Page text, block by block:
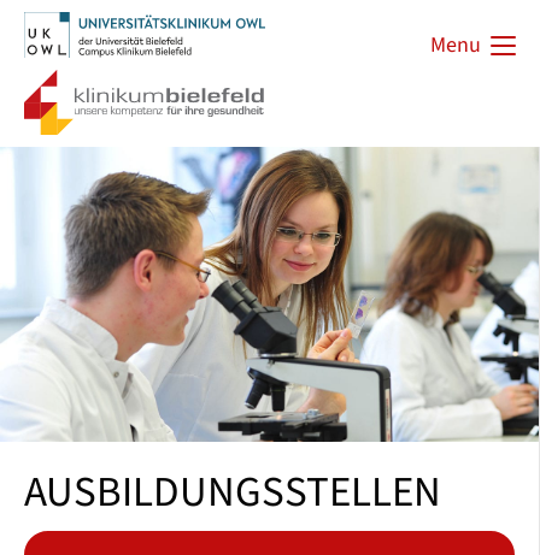
Menu
AUSBILDUNGSSTELLEN